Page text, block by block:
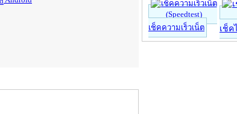
เช็คความเร็วเน็ต เช็ค